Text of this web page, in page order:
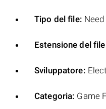
Tipo del file:
Estensione del
Sviluppatore:
Categoria: Game